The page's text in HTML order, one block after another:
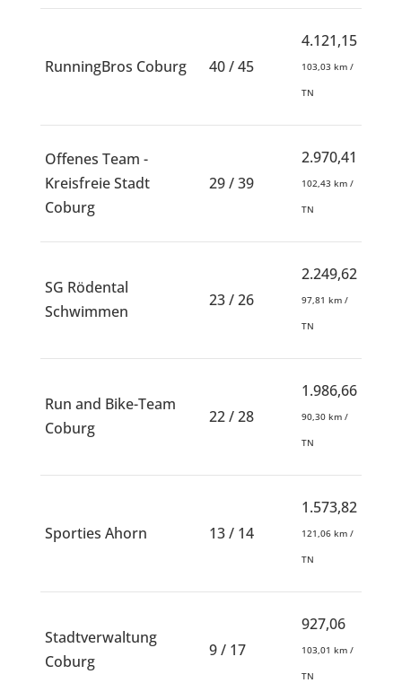
RunningBros Coburg 40 / 45
4.121,15
103,03 km /
TN
Offenes Team -
Kreisfreie Stadt
Coburg
29 / 39
2.970,41
102,43 km /
TN
SG Rödental
Schwimmen
23 / 26
2.249,62
97,81 km /
TN
Run and Bike-Team
Coburg
22 / 28
1.986,66
90,30 km /
TN
Sporties Ahorn 13 / 14
1.573,82
121,06 km /
TN
Stadtverwaltung
Coburg
9 / 17
927,06
103,01 km /
TN